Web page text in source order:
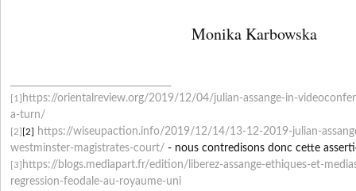
Monika Karbowska
[1] https://orientalreview.org/2019/12/04/julian-assange-in-
a-turn/
[2] [2] https://wiseupaction.info/2019/12/14/13-12-2019-julian-
westminster-magistrates-court/ - nous contredisons donc cette
[3] https://blogs.mediapart.fr/edition/liberez-assange-ethiques-et-
regression-feodale-au-royaume-uni